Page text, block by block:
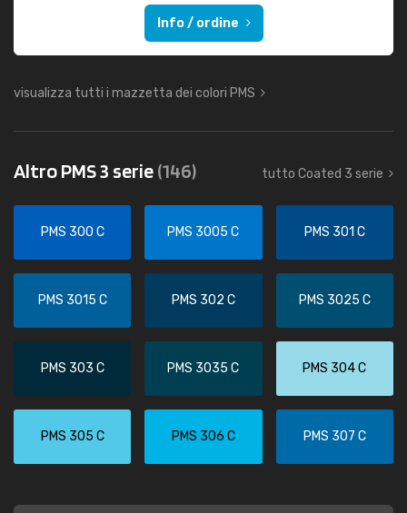
Info / ordine
visualizza tutti i mazzetta dei colori PMS
Altro PMS 3 serie(146) tutto Coated 3 serie
PMS 300 C PMS 3005 C PMS 301 C
PMS 3015 C PMS 302 C PMS 3025 C
PMS 303 C PMS 3035 C PMS 304 C
PMS 305 C PMS 306 C PMS 307 C